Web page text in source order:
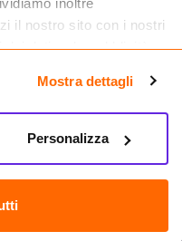
inoltre
il nostro sito con i nostri
dati web, pubblicità e
hanno raccolto dal
Mostra dettagli
Personalizza
80147 Napoli